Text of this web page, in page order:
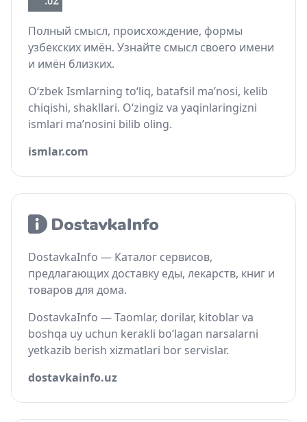
Полный смысл, происхождение, формы
узбекских имён. Узнайте смысл своего имени
и имён близких.
O‘zbek Ismlarning to‘liq, batafsil ma’nosi, kelib
chiqishi, shakllari. O‘zingiz va yaqinlaringizni
ismlari ma’nosini bilib oling.
ismlar.com
DostavkaInfo — Каталог сервисов,
предлагающих доставку еды, лекарств, книг и
товаров для дома.
DostavkaInfo — Taomlar, dorilar, kitoblar va
boshqa uy uchun kerakli bo‘lagan narsalarni
yetkazib berish xizmatlari bor servislar.
dostavkainfo.uz